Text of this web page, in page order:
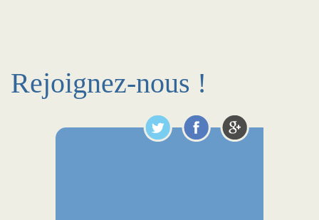
Rejoignez-nous !